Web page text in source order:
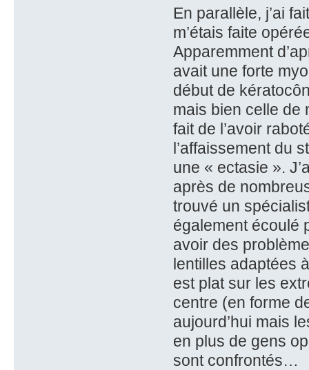
En parallèle, j’ai
m’étais faite
Apparemment
avait une forte
début de
mais bien celle de
fait de l’avoir
l’affaissement du
une « ectasie ».
après de
trouvé un
également écoulé
avoir des
lentilles adaptées
est plat sur les
centre (en forme
aujourd’hui mais
en plus de gens
sont confrontés…